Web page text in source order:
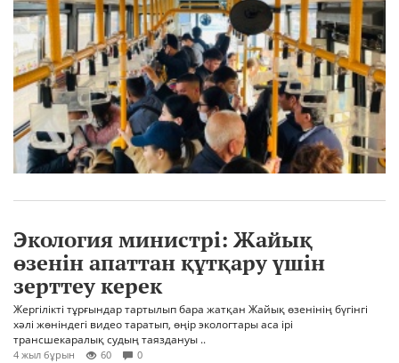
Экология министрі: Жайық
өзенін апаттан құтқару үшін
зерттеу керек
Жергілікті тұрғындар тартылып бара жатқан Жайық өзенінің бүгінгі
хәлі жөніндегі видео таратып, өңір экологтары аса ірі
трансшекаралық судың таяздануы ..
4 жыл бұрын 60 0